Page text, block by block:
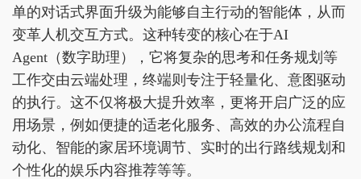
单的对话式界面升级为能够自主行动的智能体，从而
变革人机交互方式。这种转变的核心在于AI
Agent（数字助理），它将复杂的思考和任务规划等
工作交由云端处理，终端则专注于轻量化、意图驱动
的执行。这不仅将极大提升效率，更将开启广泛的应
用场景，例如便捷的适老化服务、高效的办公流程自
动化、智能的家居环境调节、实时的出行路线规划和
个性化的娱乐内容推荐等等。